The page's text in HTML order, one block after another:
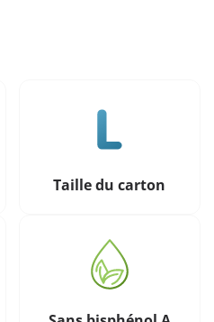
Taille du carton